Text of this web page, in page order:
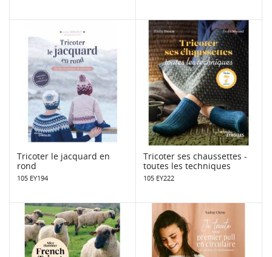
Tricoter le jacquard en
rond
105 EY194
Tricoter ses chaussettes -
toutes les techniques
105 EY222